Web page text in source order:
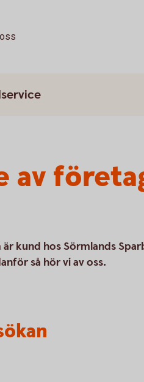
av
kund hos Sörmlands
så hör vi av oss.